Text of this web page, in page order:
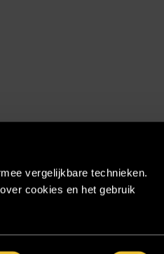
vergelijkbare technieken.
cookies en het gebruik